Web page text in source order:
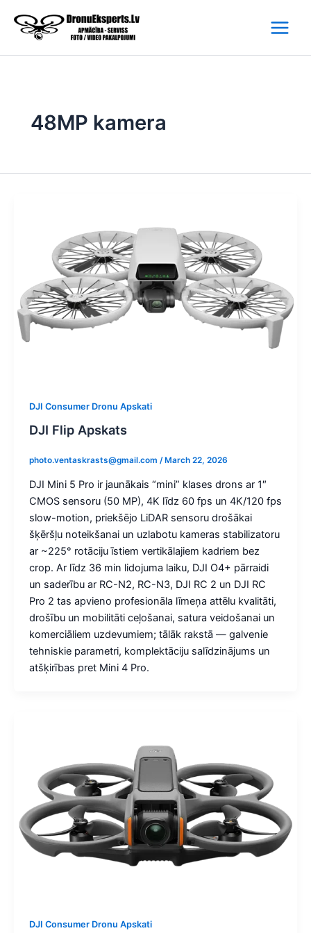
content
48MP kamera
DJI Consumer Dronu Apskati
DJI Flip Apskats
photo.ventaskrasts@gmail.com / March 22, 2026
DJI Mini 5 Pro ir jaunākais “mini” klases drons ar 1″
CMOS sensoru (50 MP), 4K līdz 60 fps un 4K/120 fps
slow-motion, priekšējo LiDAR sensoru drošākai
šķēršļu noteikšanai un uzlabotu kameras stabilizatoru
ar ~225° rotāciju īstiem vertikālajiem kadriem bez
crop. Ar līdz 36 min lidojuma laiku, DJI O4+ pārraidi
un saderību ar RC-N2, RC-N3, DJI RC 2 un DJI RC
Pro 2 tas apvieno profesionāla līmeņa attēlu kvalitāti,
drošību un mobilitāti ceļošanai, satura veidošanai un
komerciāliem uzdevumiem; tālāk rakstā — galvenie
tehniskie parametri, komplektāciju salīdzinājums un
atšķirības pret Mini 4 Pro.
DJI Consumer Dronu Apskati